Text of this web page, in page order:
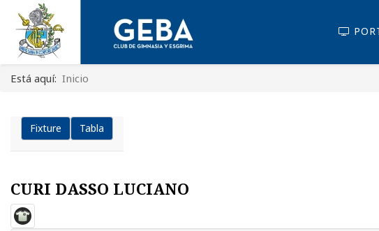
Está aquí: Inicio
Fixture Tabla
CURI DASSO LUCIANO